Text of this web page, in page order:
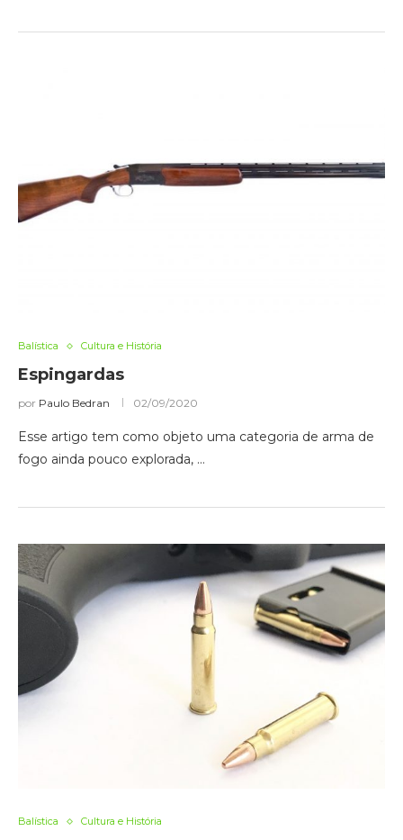
Balística Cultura e História
Espingardas
por Paulo Bedran 02/09/2020
Esse artigo tem como objeto uma categoria de arma de
fogo ainda pouco explorada, …
Balística Cultura e História